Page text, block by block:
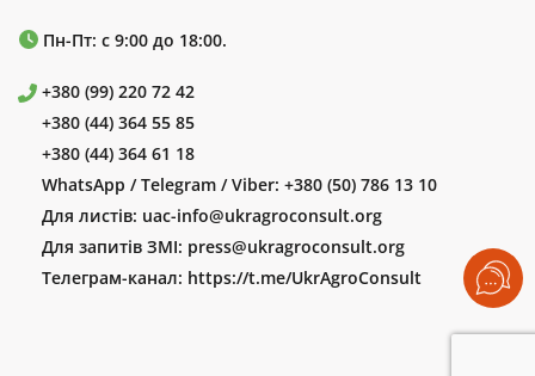
Пн-Пт: с 9:00 до 18:00.
+380 (99) 220 72 42
+380 (44) 364 55 85
+380 (44) 364 61 18
WhatsApp / Telegram / Viber: +380 (50) 786 13 10
Для листів: uac-info@ukragroconsult.org
Для запитів ЗМІ: press@ukragroconsult.org
Телеграм-канал: https://t.me/UkrAgroConsult